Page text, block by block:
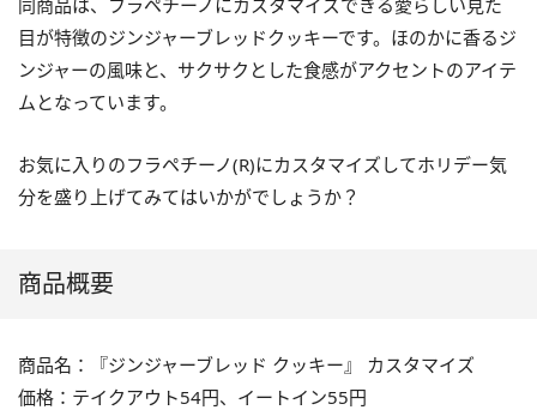
目が特徴のジンジャーブレッドクッキーです。ほのかに香るジ
ンジャーの風味と、サクサクとした食感がアクセントのアイテ
ムとなっています。
お気に入りのフラペチーノ(R)にカスタマイズしてホリデー気
分を盛り上げてみてはいかがでしょ うか？
商品概要
商品名：『ジンジャーブレッド クッキー』 カスタマイズ
価格：テイクアウト54円、イートイン55円